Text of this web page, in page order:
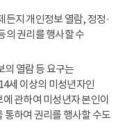
지 개인정보 열람, 정정·
의 권리를 행사할 수
열람 등 요구는
세 이상의 미성년자인
관하여 미성년자 본인이
하여 권리를 행사할 수도